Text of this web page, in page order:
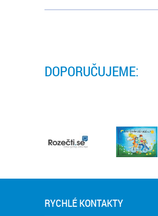
DOPORUČUJEME:
RYCHLÉ KONTAKTY